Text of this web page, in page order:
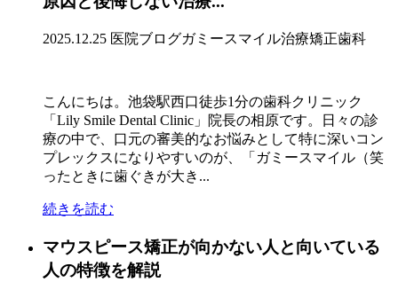
2025.12.25 医院ブログガミースマイル治療矯正歯科
こんにちは。池袋駅西口徒歩1分の歯科クリニック
「Lily Smile Dental Clinic」院長の相原です。日々の診
療の中で、口元の審美的なお悩みとして特に深いコン
プレックスになりやすいのが、「ガミースマイル（笑
ったときに歯ぐきが大き...
続きを読む
マウスピース矯正が向かない人と向いている
人の特徴を解説